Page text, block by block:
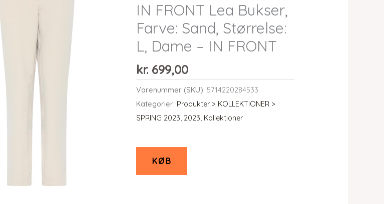
IN FRONT Lea Bukser,
Farve: Sand, Størrelse:
L, Dame – IN FRONT
kr. 699,00
Varenummer (SKU): 5714220284533
Kategorier: Produkter > KOLLEKTIONER >
SPRING 2023, 2023, Kollektioner
KØB